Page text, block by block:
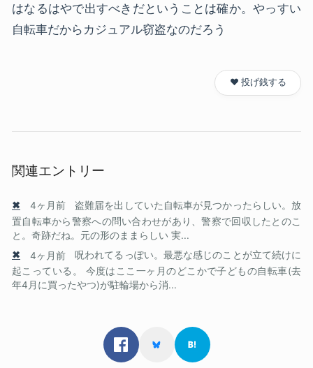
はなるはやで出すべきだということは確か。やっすい
自転車だからカジュアル窃盗なのだろう
❤️ 投げ銭する
関連エントリー
✖ 4ヶ月前
盗難届を出していた自転車が見つかったらしい。放
置自転車から警察への問い合わせがあり、警察で回収したとのこ
と。奇跡だね。元の形のままらしい 実...
✖
4ヶ月前
呪われてるっぽい。最悪な感じのことが立て続けに
起こっている。 今度はここ一ヶ月のどこかで子どもの自転車(去
年4月に買ったやつ)が駐輪場から消...